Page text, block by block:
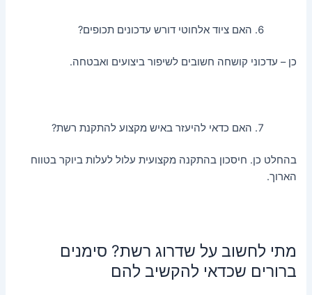
האם ציוד אלחוטי דורש עדכונים תכופים?
כן – עדכוני קושחה חשובים לשיפור ביצועים ואבטחה.
האם כדאי להיעזר באיש מקצוע להתקנת רשת?
בהחלט כן. חיסכון בהתקנה מקצועית עלול לעלות ביוקר בטווח
הארוך.
מתי לחשוב על שדרוג רשת? סימנים
ברורים שכדאי להקשיב להם